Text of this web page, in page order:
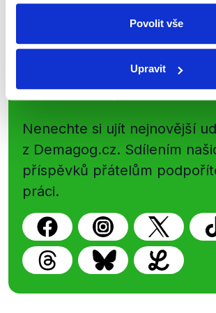
Povolit vše
Upravit
Sociální sítě
Nenechte si ujít nejnovější
z Demagog.cz. Sdílením
příspěvků přátelům
práci.